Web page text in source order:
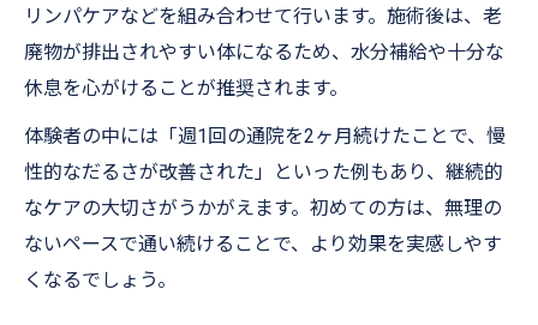
リンパケアなどを組み合わせて行います。施術後は、老
廃物が排出されやすい体になるため、水分補給や十分な
休息を心がけることが推奨されます。
体験者の中には「週1回の通院を2ヶ月続けたことで、慢
性的なだるさが改善された」といった例もあり、継続的
なケアの大切さがうかがえます。初めての方は、無理の
ないペースで通い続けることで、より効果を実感しやす
くなるでしょう。